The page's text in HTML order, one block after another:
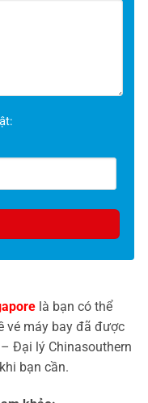
là bạn có thể
vé máy bay đã được
– Đại lý Chinasouthern
bạn cần.